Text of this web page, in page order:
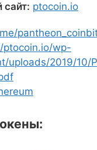
ptocoin.io
ptocoin.io/wp-
uploads/2019/10/